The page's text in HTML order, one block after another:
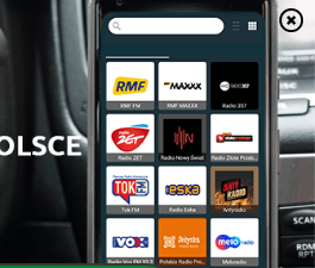
Najtrudniejsza zima w
obywatelami?
mediów
Wenezueli: konsekwencje dla
sił